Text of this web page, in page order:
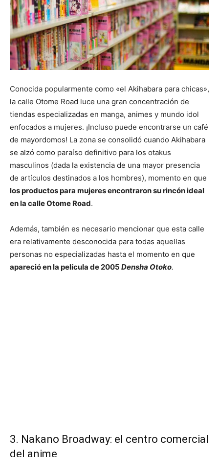
Conocida popularmente como «el Akihabara para chicas»,
la calle Otome Road luce una gran concentración de
tiendas especializadas en manga, animes y mundo idol
enfocados a mujeres. ¡Incluso puede encontrarse un café
de mayordomos! La zona se consolidó cuando Akihabara
se alzó como paraíso definitivo para los otakus
masculinos (dada la existencia de una mayor presencia
de artículos destinados a los hombres), momento en que
los productos para mujeres encontraron su rincón ideal
en la calle Otome Road.
Además, también es necesario mencionar que esta calle
era relativamente desconocida para todas aquellas
personas no especializadas hasta el momento en que
apareció en la película de 2005 Densha Otoko.
3. Nakano Broadway: el centro comercial
del anime